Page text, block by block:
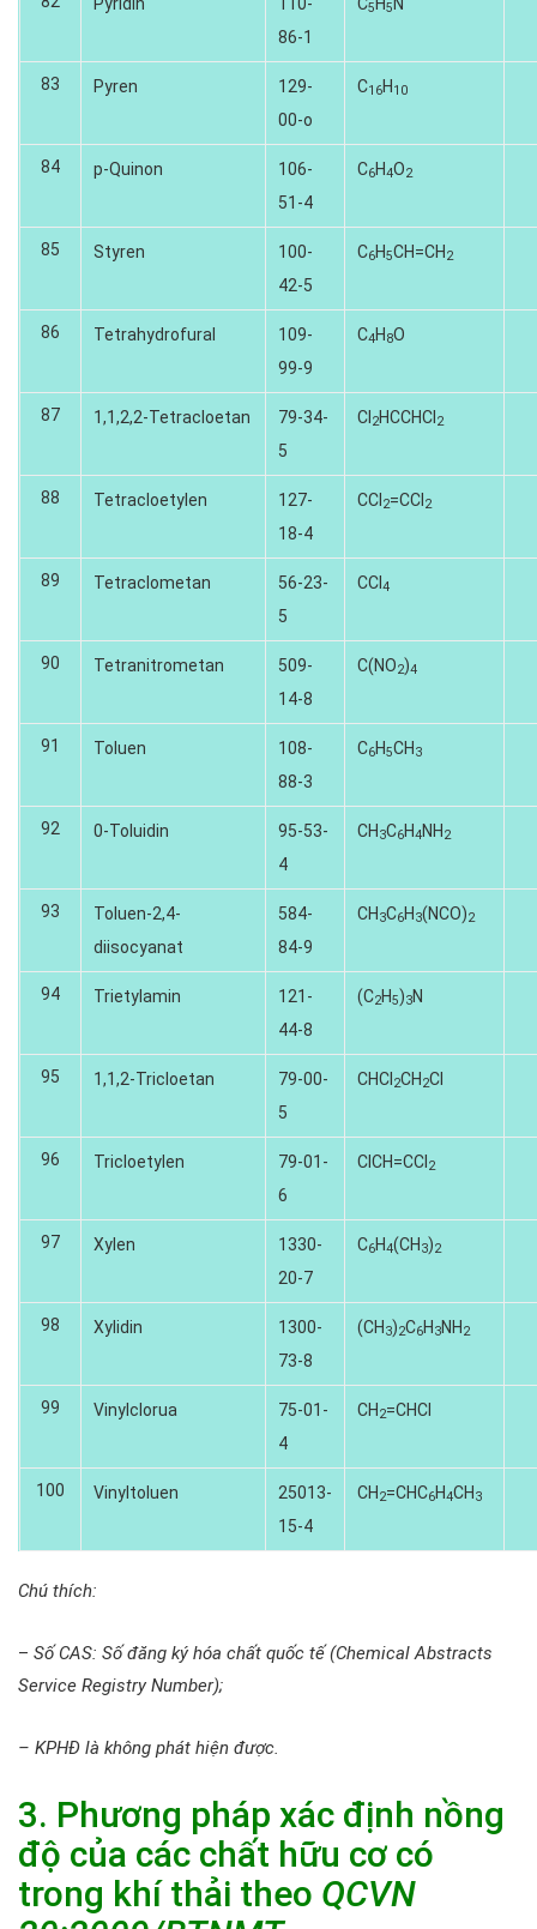
86-1
5 5
83 Pyren
129-
00-o
C16H10
84 p-Quinon
106-
51-4
C6H4O2
85 Styren
100-
42-5
C6H5CH=CH2
86 Tetrahydrofural
109-
99-9
C4H8O
87 1,1,2,2-Tetracloetan
79-34-
5
CI2HCCHCI2
88 Tetracloetylen
127-
18-4
CCI2=CCI2
89 Tetraclometan
56-23-
5
CCI4
90 Tetranitrometan
509-
14-8
C(NO2)4
91 Toluen
108-
88-3
C6H5CH3
92 0-Toluidin
95-53-
4
CH3C6H4NH2
93
Toluen-2,4-
diisocyanat
584-
84-9
CH3C6H3(NCO)2
94 Trietylamin
121-
44-8
(C2H5)3N
95 1,1,2-Tricloetan
79-00-
5
CHCI2CH2CI
96 Tricloetylen
79-01-
6
CICH=CCI2
97 Xylen
1330-
20-7
C6H4(CH3)2
98 Xylidin
1300-
73-8
(CH3)2C6H3NH2
99 Vinylclorua
75-01-
4
CH2=CHCI
100 Vinyltoluen
25013-
15-4
CH2=CHC6H4CH3
Chú thích:
– Số CAS: Số đăng ký hóa chất quốc tế (Chemical Abstracts
Service Registry Number);
– KPHĐ là không phát hiện được.
3. Phương pháp xác định nồng
độ của các chất hữu cơ có
trong khí thải theo QCVN